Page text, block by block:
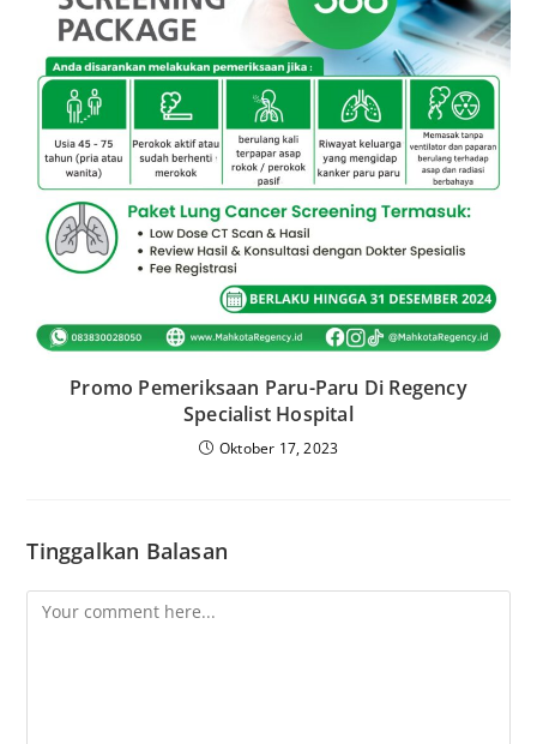
Promo Pemeriksaan Paru-Paru Di Regency
Specialist Hospital
Oktober 17, 2023
Tinggalkan Balasan